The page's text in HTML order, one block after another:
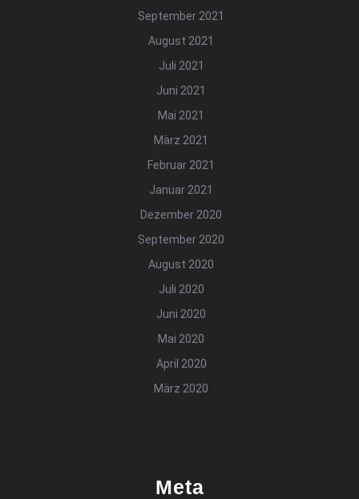
September 2021
August 2021
Juli 2021
Juni 2021
Mai 2021
März 2021
Februar 2021
Januar 2021
Dezember 2020
September 2020
August 2020
Juli 2020
Juni 2020
Mai 2020
April 2020
März 2020
Meta